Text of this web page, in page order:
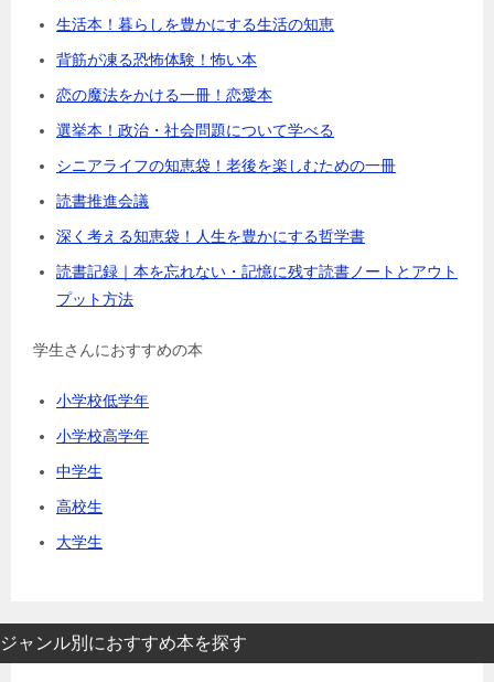
生活本！暮らしを豊かにする生活の知恵
背筋が凍る恐怖体験！怖い本
恋の魔法をかける一冊！恋愛本
選挙本！政治・社会問題について学べる
シニアライフの知恵袋！老後を楽しむための一冊
読書推進会議
深く考える知恵袋！人生を豊かにする哲学書
読書記録｜本を忘れない・記憶に残す読書ノートとアウト
プット方法
学生さんにおすすめの本
小学校低学年
小学校高学年
中学生
高校生
大学生
ジャンル別におすすめ本を探す